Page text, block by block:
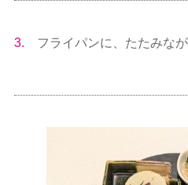
3. フライパンに、たたみなが